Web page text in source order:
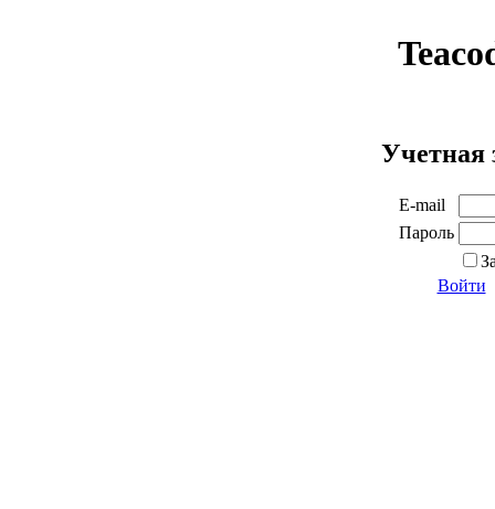
Учетная
E-mail
Пароль
Войти